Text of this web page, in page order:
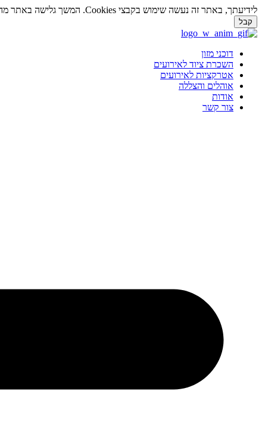
לידיעתך, באתר זה נעשה שימוש בקבצי Cookies. המשך גלישה באתר מהווה הסכמה לשימוש זה. למידע נוסף על
קבל
דלג
דוכני מזון
השכרת ציוד לאירועים
אטרקציות לאירועים
אוהלים והצללה
אודות
צור קשר